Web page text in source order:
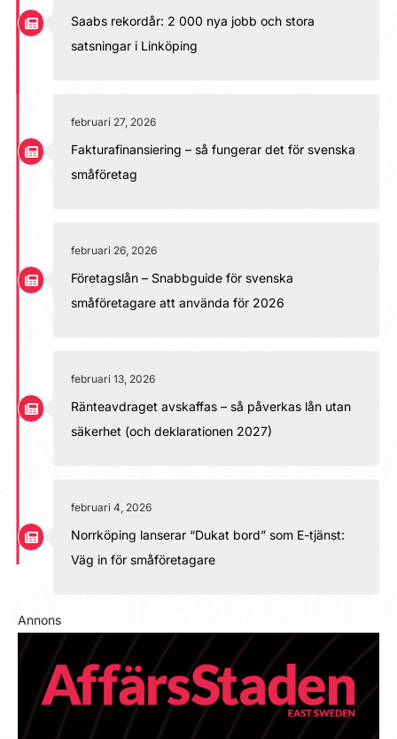
Saabs rekordår: 2 000 nya jobb och stora
satsningar i Linköping
februari 27, 2026
Fakturafinansiering – så fungerar det för svenska
småföretag
februari 26, 2026
Företagslån – Snabbguide för svenska
småföretagare att använda för 2026
februari 13, 2026
Ränteavdraget avskaffas – så påverkas lån utan
säkerhet (och deklarationen 2027)
februari 4, 2026
Norrköping lanserar “Dukat bord” som E-tjänst:
Väg in för småföretagare
Annons